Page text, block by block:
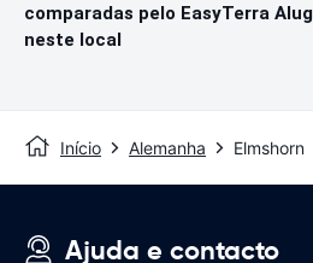
comparadas pelo EasyTerra
neste local
Início Alemanha Elmshorn
Ajuda e contacto